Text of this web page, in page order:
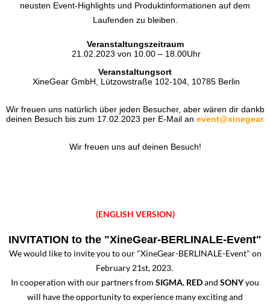
neusten Event-Highlights und Produktinformationen auf dem
Laufenden zu bleiben.
Veranstaltungszeitraum
21.02.2023 von 10.00 – 18.00Uhr
Veranstaltungsort
XineGear GmbH, Lützowstraße 102-104, 10785 Berlin
Wir freuen uns natürlich über jeden Besucher, aber wären dir
deinen Besuch bis zum 17.02.2023 per E-Mail an
Wir freuen uns auf deinen Besuch!
(ENGLISH VERSION)
INVITATION to the "XineGear-BERLINALE-Event"
We would like to invite you to our "XineGear-BERLINALE-Event" on
February 21st, 2023.
In cooperation with our partners from SIGMA, REDand SONYyou
will have the opportunity to experience many exciting and